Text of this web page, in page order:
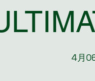
4月